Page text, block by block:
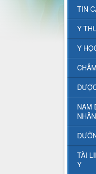
TIN
Y
Y
NAM
NHÂN
TÀI
Y